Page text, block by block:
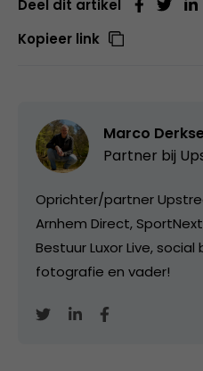
Deel dit artikel
Kopieer link
Marco
Partner bij
Oprichter/partner
Arnhem Direct,
Bestuur Luxor Live,
fotografie en vader!